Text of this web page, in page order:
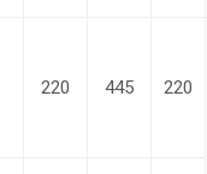
220 445 220